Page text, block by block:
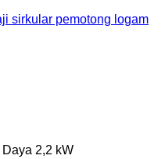
sirkular pemotong logam
Daya 2,2 kW